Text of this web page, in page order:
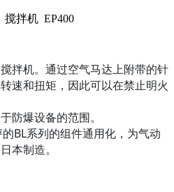
搅拌机 EP400
拌机。通过空气马达上附带的针
速和扭矩，因此可以在禁止明火
防爆设备的范围。
BL系列的组件通用化，为气动
本制造。